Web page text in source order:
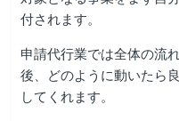
付されます。
申請代行業では全体の流
後、どのように動いたら
してくれます。